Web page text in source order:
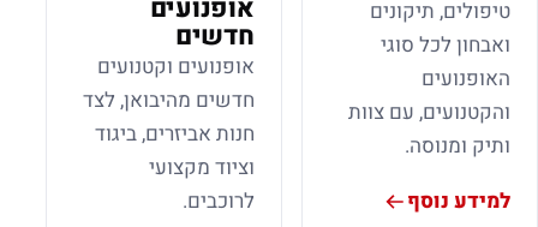
טיפולים, תיקונים
ואבחון לכל סוגי
האופנועים
והקטנועים, עם צוות
ותיק ומנוסה.
למידע נוסף
אופנועים
חדשים
אופנועים וקטנועים
חדשים מהיבואן, לצד
חנות אביזרים, ביגוד
וציוד מקצועי
לרוכבים.